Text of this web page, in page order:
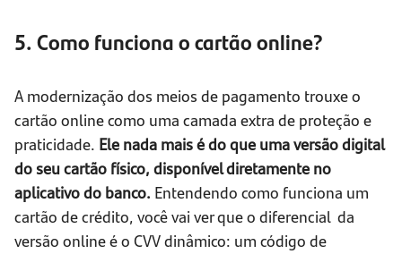
5. Como funciona o cartão online?
A modernização dos meios de pagamento trouxe o
cartão online como uma camada extra de proteção e
praticidade. Ele nada mais é do que uma versão digital
do seu cartão físico, disponível diretamente no
aplicativo do banco. Entendendo como funciona um
cartão de crédito, você vai ver que o diferencial da
versão online é o CVV dinâmico: um código de